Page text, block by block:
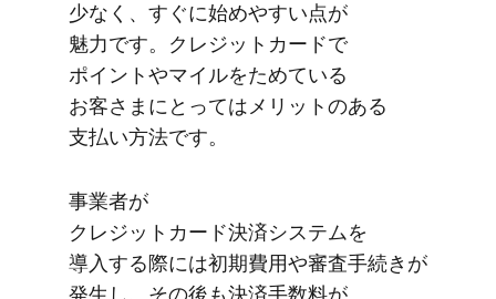
少なく、​すぐに​始めやすい​点が​
魅力です。​クレジットカードで​
ポイントや​マイルを​ためている​
お客さまに​とっては​メリットの​ある​
支払い方​法です。
事業者が​
クレジットカード決済システムを​
導入する​際には​初期費用や​審査手​続きが​
発生し、​その​後も​決済手数料が​